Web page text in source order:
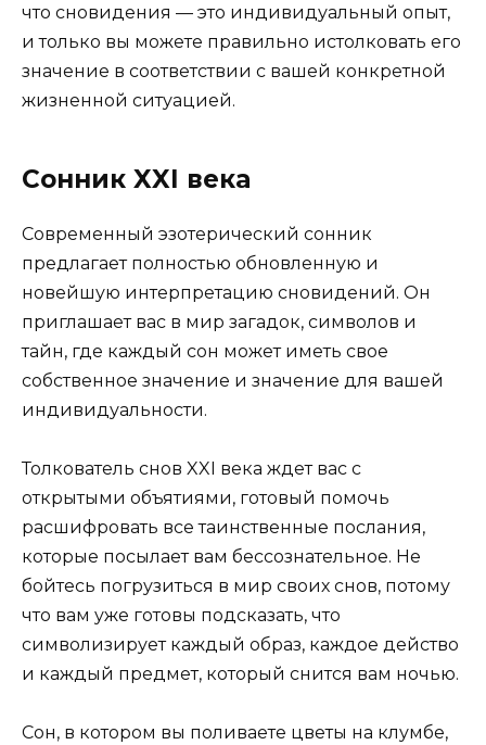
что сновидения — это индивидуальный опыт,
и только вы можете правильно истолковать его
значение в соответствии с вашей конкретной
жизненной ситуацией.
Сонник XXI века
Современный эзотерический сонник
предлагает полностью обновленную и
новейшую интерпретацию сновидений. Он
приглашает вас в мир загадок, символов и
тайн, где каждый сон может иметь свое
собственное значение и значение для вашей
индивидуальности.
Толкователь снов XXI века ждет вас с
открытыми объятиями, готовый помочь
расшифровать все таинственные послания,
которые посылает вам бессознательное. Не
бойтесь погрузиться в мир своих снов, потому
что вам уже готовы подсказать, что
символизирует каждый образ, каждое действо
и каждый предмет, который снится вам ночью.
Сон, в котором вы поливаете цветы на клумбе,